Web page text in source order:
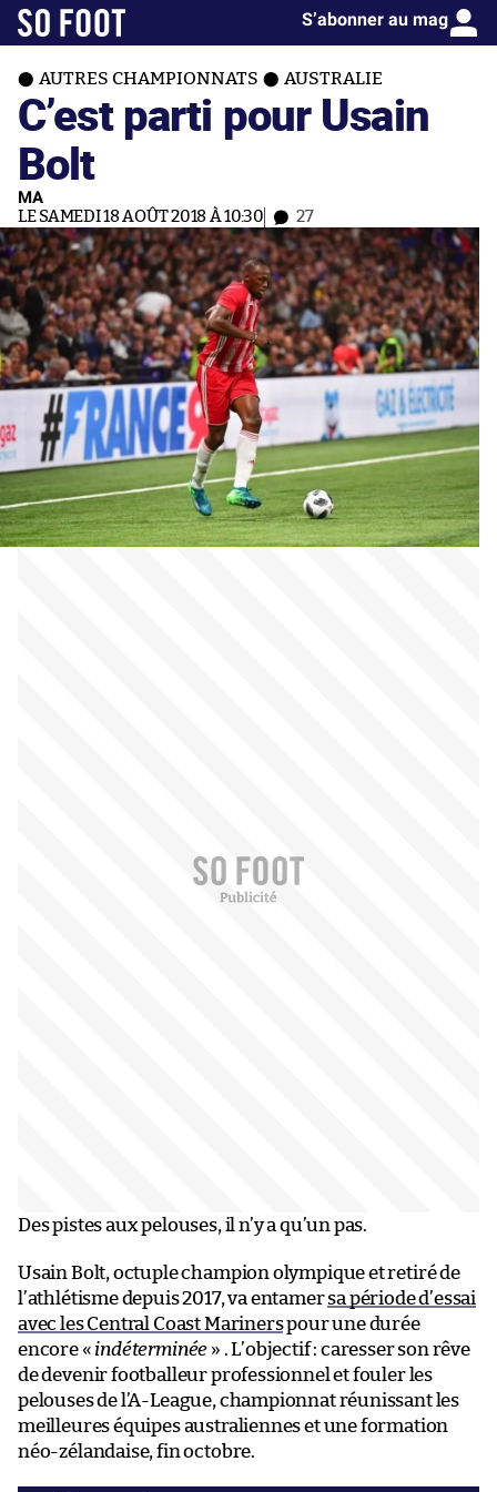
S’abonner au mag
AUTRES CHAMPIONNATS AUSTRALIE
C’est parti pour Usain
Bolt
MA
LE SAMEDI 18 AOÛT 2018 À 10:30 27
Des pistes aux pelouses, il n’y a qu’un pas.
Usain Bolt, octuple champion olympique et retiré de
l’athlétisme depuis 2017, va entamersa période d’essai
avec les Central Coast Marinerspour une durée
encore « indéterminée » . L’objectif : caresser son rêve
de devenir footballeur professionnel et fouler les
pelouses de l’A-League, championnat réunissant les
meilleures équipes australiennes et une formation
néo-zélandaise, fin octobre.